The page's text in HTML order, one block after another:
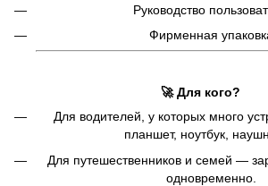
Руководство
Фирменная
🚀Для кого?
Для водителей, у которых много
планшет, ноутбук,
Для путешественников и семей —
одновременно.